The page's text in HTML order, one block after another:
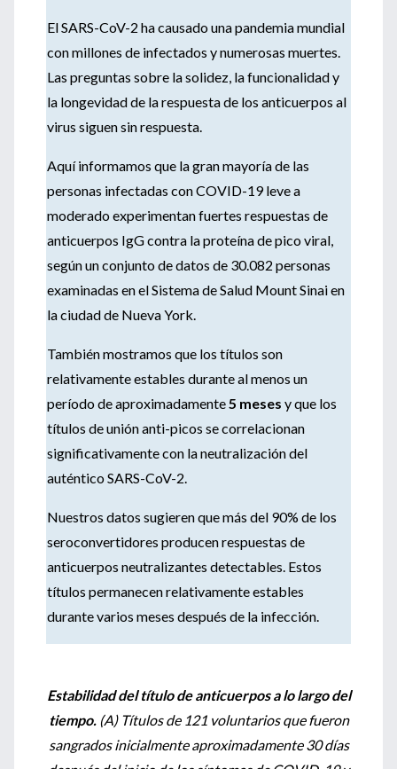
El SARS-CoV-2 ha causado una pandemia mundial
con millones de infectados y numerosas muertes.
Las preguntas sobre la solidez, la funcionalidad y
la longevidad de la respuesta de los anticuerpos al
virus siguen sin respuesta.
Aquí informamos que la gran mayoría de las
personas infectadas con COVID-19 leve a
moderado experimentan fuertes respuestas de
anticuerpos IgG contra la proteína de pico viral,
según un conjunto de datos de 30.082 personas
examinadas en el Sistema de Salud Mount Sinai en
la ciudad de Nueva York.
También mostramos que los títulos son
relativamente estables durante al menos un
período de aproximadamente5 meses y que los
títulos de unión anti-picos se correlacionan
significativamente con la neutralización del
auténtico SARS-CoV-2.
Nuestros datos sugieren que más del 90% de los
seroconvertidores producen respuestas de
anticuerpos neutralizantes detectables. Estos
títulos permanecen relativamente estables
durante varios meses después de la infección.
Estabilidad del título de anticuerpos a lo largo del
tiempo.(A) Títulos de 121 voluntarios que fueron
sangrados inicialmente aproximadamente 30 días